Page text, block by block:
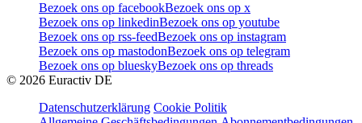
Bezoek ons op facebookBezoek ons op x
Bezoek ons op linkedinBezoek ons op youtube
Bezoek ons op rss-feedBezoek ons op instagram
Bezoek ons op mastodonBezoek ons op telegram
Bezoek ons op blueskyBezoek ons op threads
© 2026 Euractiv DE
Datenschutzerklärung Cookie Politik